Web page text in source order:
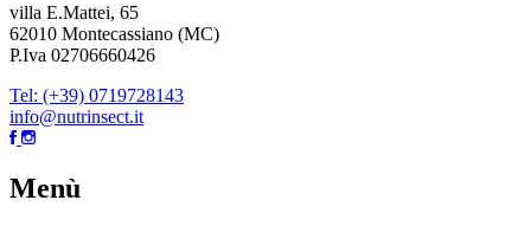
villa E.Mattei, 65
62010 Montecassiano (MC)
P.Iva 02706660426
Tel: (+39) 0719728143
info@nutrinsect.it
Menù